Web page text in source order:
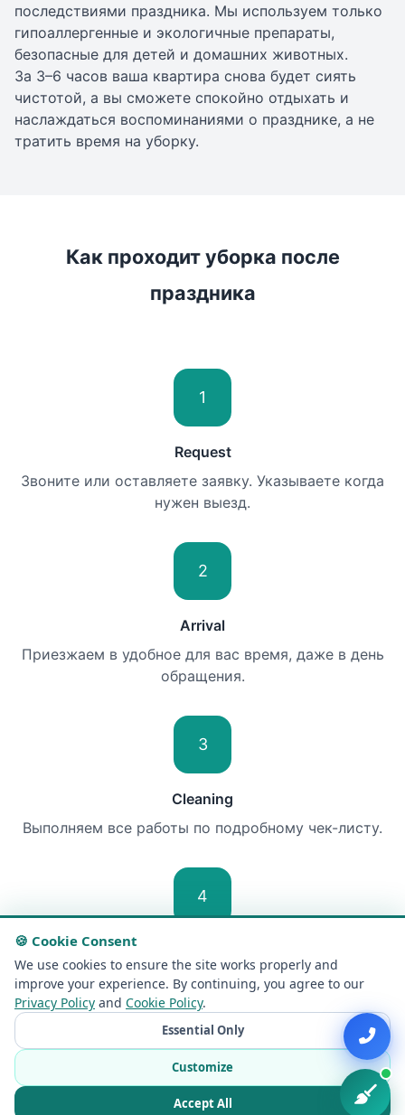
последствиями праздника. Мы используем только
гипоаллергенные и экологичные препараты,
безопасные для детей и домашних животных.
За 3–6 часов ваша квартира снова будет сиять
чистотой, а вы сможете спокойно отдыхать и
наслаждаться воспоминаниями о празднике, а не
тратить время на уборку.
Как проходит уборка после
праздника
1
Request
Звоните или оставляете заявку. Указываете когда
нужен выезд.
2
Arrival
Приезжаем в удобное для вас время, даже в день
обращения.
3
Cleaning
Выполняем все работы по подробному чек-листу.
4
Проверяем качество и сдаём работу.
FULL RANGE OF SERVICES
🍪 Cookie Consent
We use cookies to ensure the site works properly and
improve your experience. By continuing, you agree to our
Privacy Policy and Cookie Policy.
Essential Only
Customize
Accept All